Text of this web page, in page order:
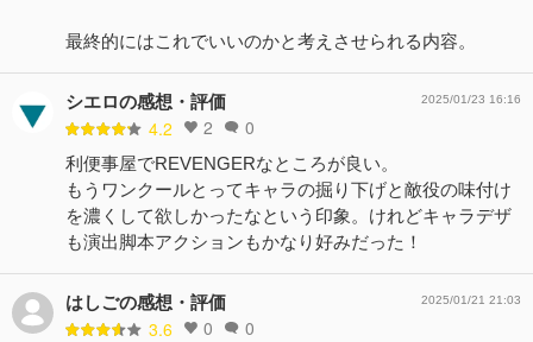
最終的にはこれでいいのかと考えさせられる内容。
シエロの感想・評価
4.2 2 0
2025/01/23 16:16
利便事屋でREVENGERなところが良い。
もうワンクールとってキャラの掘り下げと敵役の味付け
を濃くして欲しかったなという印象。けれどキャラデザ
も演出脚本アクションもかなり好みだった！
はしごの感想・評価
3.6 0 0
2025/01/21 21:03